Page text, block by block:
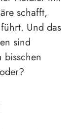
schafft,
Und das
sind